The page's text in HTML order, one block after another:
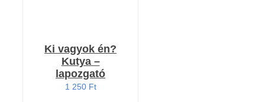
Ki vagyok én?
Kutya –
lapozgató
1 250 Ft